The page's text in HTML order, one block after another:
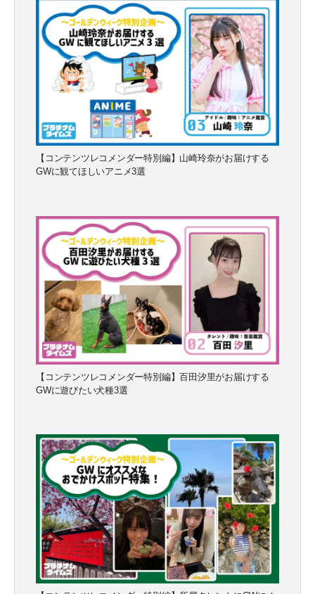
【コンテンツレコメンダー特別編】山崎玲奈がお届けする
GWに観てほしいアニメ3選
【コンテンツレコメンダー特別編】百田汐里がお届けする
GWに遊びたい犬種3選